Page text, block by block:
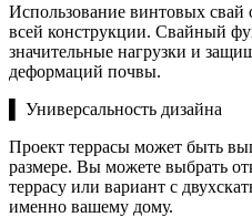
Использование винтовых свай
всей конструкции. Свайный
значительные нагрузки и
деформаций почвы.
▌ Универсальность дизайна
Проект террасы может быть
размере. Вы можете выбрать
террасу или вариант с
именно вашему дому.